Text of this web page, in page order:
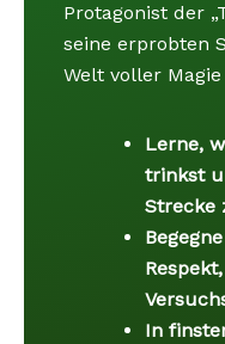
Protagonist der
seine erprobten
Welt voller
Lerne,
trinkst
Strecke
In